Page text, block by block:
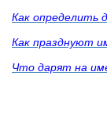
Как определить
Как празднуют
Что дарят на